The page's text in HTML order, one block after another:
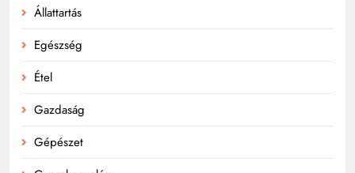
Állattartás
Egészség
Étel
Gazdaság
Gépészet